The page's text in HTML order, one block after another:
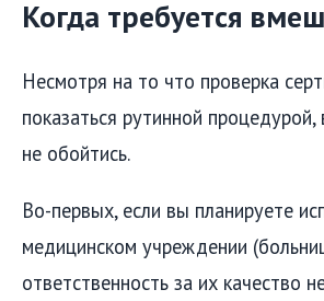
Когда требуется
Несмотря на то что проверка
показаться рутинной
не обойтись.
Во-первых, если вы планируете
медицинском учреждении
ответственность за их качество